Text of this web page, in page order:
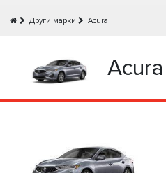
Други марки Acura
Acura